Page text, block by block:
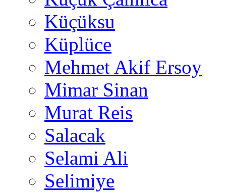
Küçüksu
Küplüce
Mehmet Akif Ersoy
Mimar Sinan
Murat Reis
Salacak
Selami Ali
Selimiye